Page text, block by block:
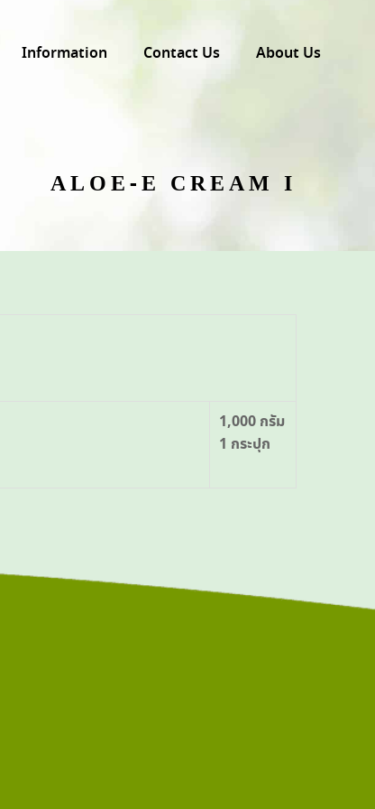
Information Contact Us About Us
ALOE-E CREAM I
1,000 กรัม
1 กระปุก